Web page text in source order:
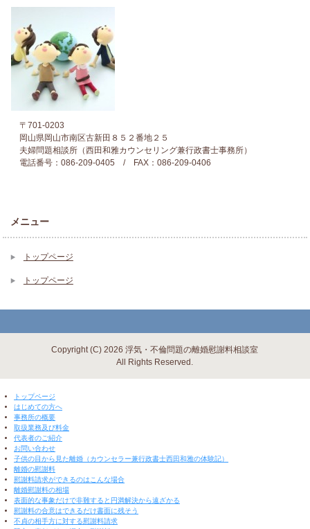
〒701-0203
岡山県岡山市南区古新田８５２番地２５
夫婦問題相談所（西田和雅カウンセリング兼行政書士事務所）
電話番号：086-209-0405 / FAX：086-209-0406
メニュー
トップページ
トップページ
Copyright (C) 2026 浮気・不倫問題の離婚慰謝料相談室
All Rights Reserved.
トップページ
はじめての方へ
事務所の概要
取扱業務及び料金
代表者のご紹介
お問い合わせ
子供の目から見た離婚（カウンセラー兼行政書士西田和雅の体験記）
離婚の慰謝料
慰謝料請求ができるのはこんな場合
離婚慰謝料の相場
表面的な事象だけで非難すると円満解決から遠ざかる
慰謝料の合意はできるだけ書面に残そう
不貞の相手方に対する慰謝料請求